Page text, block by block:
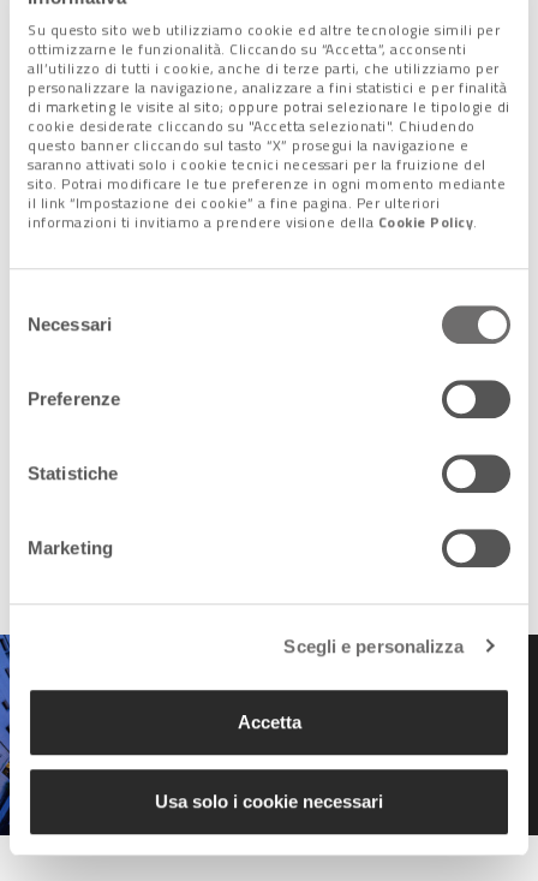
Su questo sito web utilizziamo cookie ed altre tecnologie simili per
ottimizzarne le funzionalità. Cliccando su “Accetta”, acconsenti
all’utilizzo di tutti i cookie, anche di terze parti, che utilizziamo per
personalizzare la navigazione, analizzare a fini statistici e per finalità
di marketing le visite al sito; oppure potrai selezionare le tipologie di
cookie desiderate cliccando su "Accetta selezionati". Chiudendo
questo banner cliccando sul tasto “X” prosegui la navigazione e
saranno attivati solo i cookie tecnici necessari per la fruizione del
sito. Potrai modificare le tue preferenze in ogni momento mediante
il link “Impostazione dei cookie” a fine pagina. Per ulteriori
informazioni ti invitiamo a prendere visione della Cookie Policy.
delNecessari
Preferenze
Statistiche
Marketing
Scegli e personalizza
Accetta
Usa solo i cookie necessari
Art Night Venezia: dieci